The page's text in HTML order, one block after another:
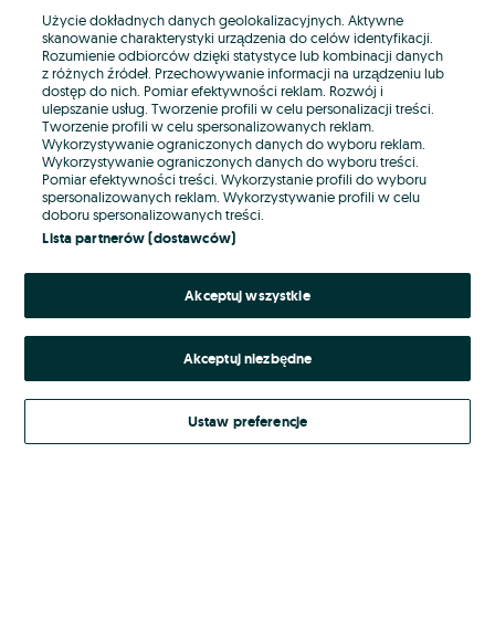
E-mail
Hasło
Nie pamiętasz hasła?
Zaloguj się
Kontynuując za pośrednictwem jednego z dostawców wskazanych powyżej,
Regulamin serwisuOLX.pl w jego aktualnym brzmieniu.
Użycie dokładnych danych geolokalizacyjnych. Aktywne
skanowanie charakterystyki urządzenia do celów identyfikacji.
Rozumienie odbiorców dzięki statystyce lub kombinacji danych
z różnych źródeł. Przechowywanie informacji na urządzeniu lub
dostęp do nich. Pomiar efektywności reklam. Rozwój i
ulepszanie usług. Tworzenie profili w celu personalizacji treści.
Tworzenie profili w celu spersonalizowanych reklam.
Wykorzystywanie ograniczonych danych do wyboru reklam.
Wykorzystywanie ograniczonych danych do wyboru treści.
Pomiar efektywności treści. Wykorzystanie profili do wyboru
spersonalizowanych reklam. Wykorzystywanie profili w celu
doboru spersonalizowanych treści.
Lista partnerów (dostawców)
Akceptuj wszystkie
Akceptuj niezbędne
Ustaw preferencje